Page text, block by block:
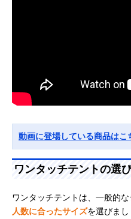
動画に登場している商品はこ
ワンタッチテントの選
ワンタッチテントは、一般的
人数に合ったサイズを選びま